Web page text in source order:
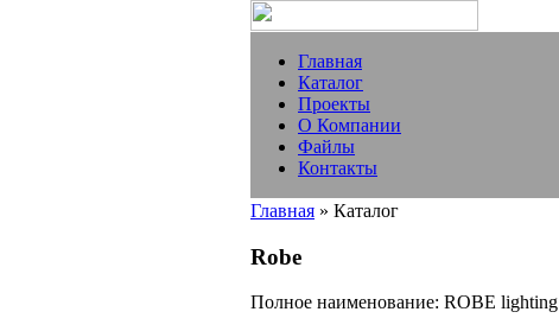
Главная
Каталог
Проекты
О Компании
Файлы
Контакты
Главная » Каталог
Robe
Полное наименование: ROBE lighting